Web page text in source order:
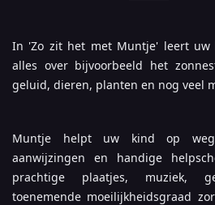
In 'Zo zit het met Muntje' leert uw
alles over bijvoorbeeld het
geluid, dieren, planten en nog veel
Muntje helpt uw kind op
aanwijzingen en handige
prachtige plaatjes, muziek,
toenemende moeilijkheidsgraad